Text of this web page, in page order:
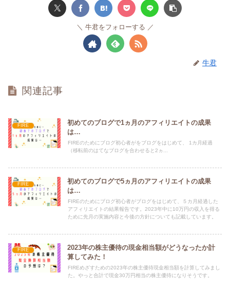
牛君をフォローする
牛君
関連記事
FIRE
初めてのブログで1ヵ月のアフィリエイトの成果
は…
FIREのためにブログ初心者がをブログをはじめて、 1カ月経過
（移転前のはてなブログを合わせると2ヵ...
FIRE
初めてのブログで5ヵ月のアフィリエイトの成果
は…
FIREのためにブログ初心者がブログをはじめて、５カ月経過した
アフィリエイトの結果報告です。2023年中に10万円の収入を得る
ために先月の実施内容と今後の方針についても記載しています。
FIRE
2023年の株主優待の現金相当額がどうなったか計
算してみた！
FIREめざすための2023年の株主優待現金相当額を計算してみまし
た。やっと合計で現金30万円相当の株主優待になりそうです。